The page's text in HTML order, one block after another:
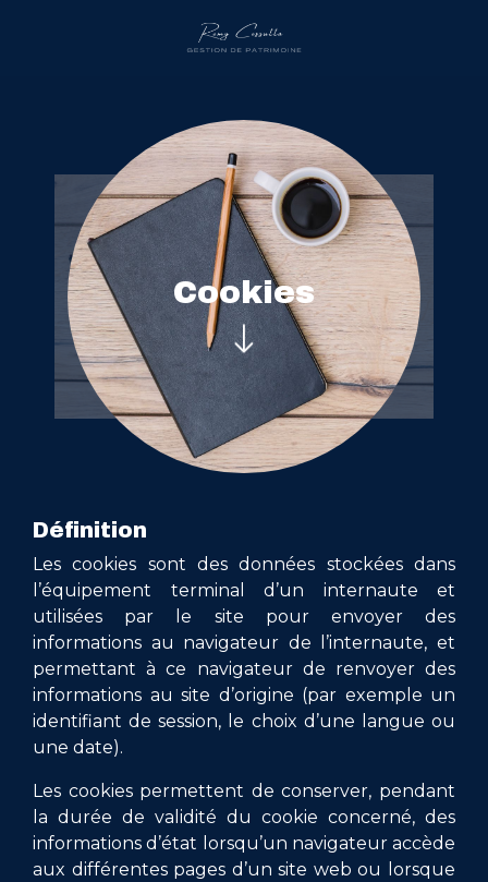
Cookies
Définition
Les cookies sont des données stockées dans
l’équipement terminal d’un internaute et
utilisées par le site pour envoyer des
informations au navigateur de l’internaute, et
permettant à ce navigateur de renvoyer des
informations au site d’origine (par exemple un
identifiant de session, le choix d’une langue ou
une date).
Les cookies permettent de conserver, pendant
la durée de validité du cookie concerné, des
informations d’état lorsqu’un navigateur accède
aux différentes pages d’un site web ou lorsque